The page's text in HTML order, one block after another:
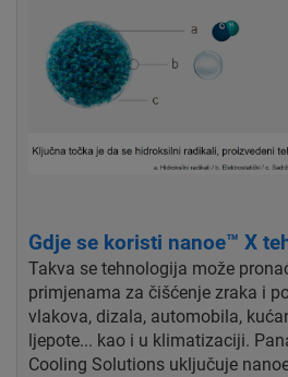
Gdje se koristi nanoe™ X
Takva se tehnologija može
primjenama za čišćenje zraka i
vlakova, dizala, automobila,
ljepote... kao i u klimatizaciji.
Cooling Solutions uključuje